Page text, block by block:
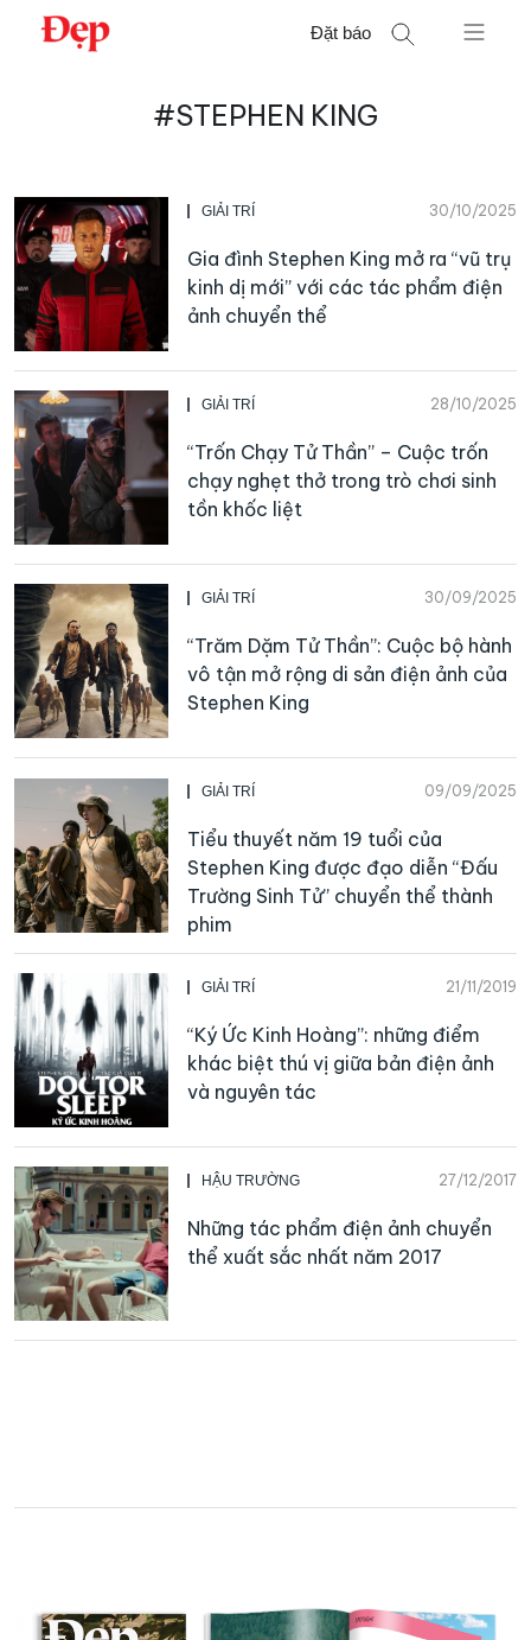
Chuyển
Đặt báo
#STEPHEN KING
GIẢI TRÍ 30/10/2025
Gia đình Stephen King mở ra “vũ trụ
kinh dị mới” với các tác phẩm điện
ảnh chuyển thể
GIẢI TRÍ 28/10/2025
“Trốn Chạy Tử Thần” – Cuộc trốn
chạy nghẹt thở trong trò chơi sinh
tồn khốc liệt
GIẢI TRÍ 30/09/2025
“Trăm Dặm Tử Thần”: Cuộc bộ hành
vô tận mở rộng di sản điện ảnh của
Stephen King
GIẢI TRÍ 09/09/2025
Tiểu thuyết năm 19 tuổi của
Stephen King được đạo diễn “Đấu
Trường Sinh Tử” chuyển thể thành
phim
GIẢI TRÍ 21/11/2019
“Ký Ức Kinh Hoàng”: những điểm
khác biệt thú vị giữa bản điện ảnh
và nguyên tác
HẬU TRƯỜNG 27/12/2017
Những tác phẩm điện ảnh chuyển
thể xuất sắc nhất năm 2017